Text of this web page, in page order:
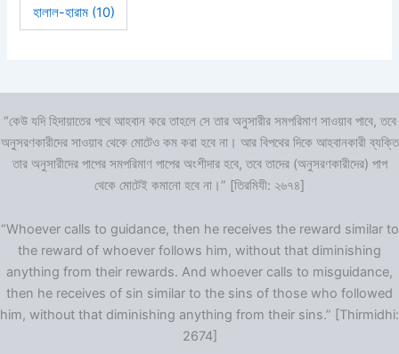
হালাল-হারাম(10)
“কেউ যদি হিদায়াতের পথে আহবান করে তাহলে সে তার অনুসারীর সমপরিমাণ সাওয়াব পাবে, তবে
অনুসরণকারীদের সাওয়াব থেকে মোটেও কম করা হবে না। আর বিপথের দিকে আহবানকারী ব্যক্তি
তার অনুসারীদের পাপের সমপরিমাণ পাপের অংশীদার হবে, তবে তাদের (অনুসরণকারীদের) পাপ
থেকে মোটেই কমানো হবে না।” [তিরমিযী: ২৬৭৪]
“Whoever calls to guidance, then he receives the reward similar to
the reward of whoever follows him, without that diminishing
anything from their rewards. And whoever calls to misguidance,
then he receives of sin similar to the sins of those who followed
him, without that diminishing anything from their sins.” [Thirmidhi:
2674]